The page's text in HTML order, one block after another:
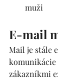
muži
E-mail
Mail je stále
komunikácie
zákazníkmi